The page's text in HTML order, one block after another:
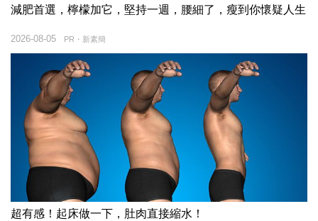
減肥首選，檸檬加它，堅持一週，腰細了，瘦到你懷疑人生
PR・新素簡
2026-08-05
超有感！起床做一下，肚肉直接縮水！